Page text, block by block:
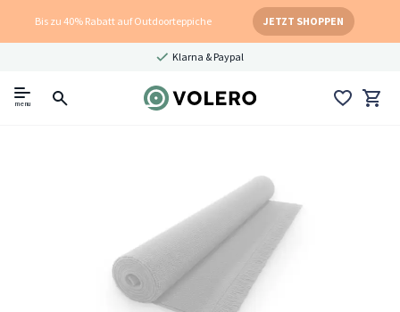
Bis zu 40% Rabatt auf Outdoorteppiche JETZT SHOPPEN
Klarna & Paypal
menu